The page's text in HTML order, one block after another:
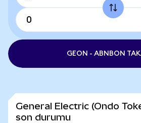
GEON - ABNBON
General Electric (Ondo
son durumu